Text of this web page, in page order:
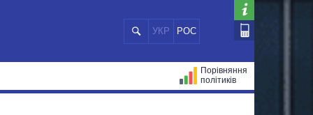
УКР РОС
Порівняння
політиків